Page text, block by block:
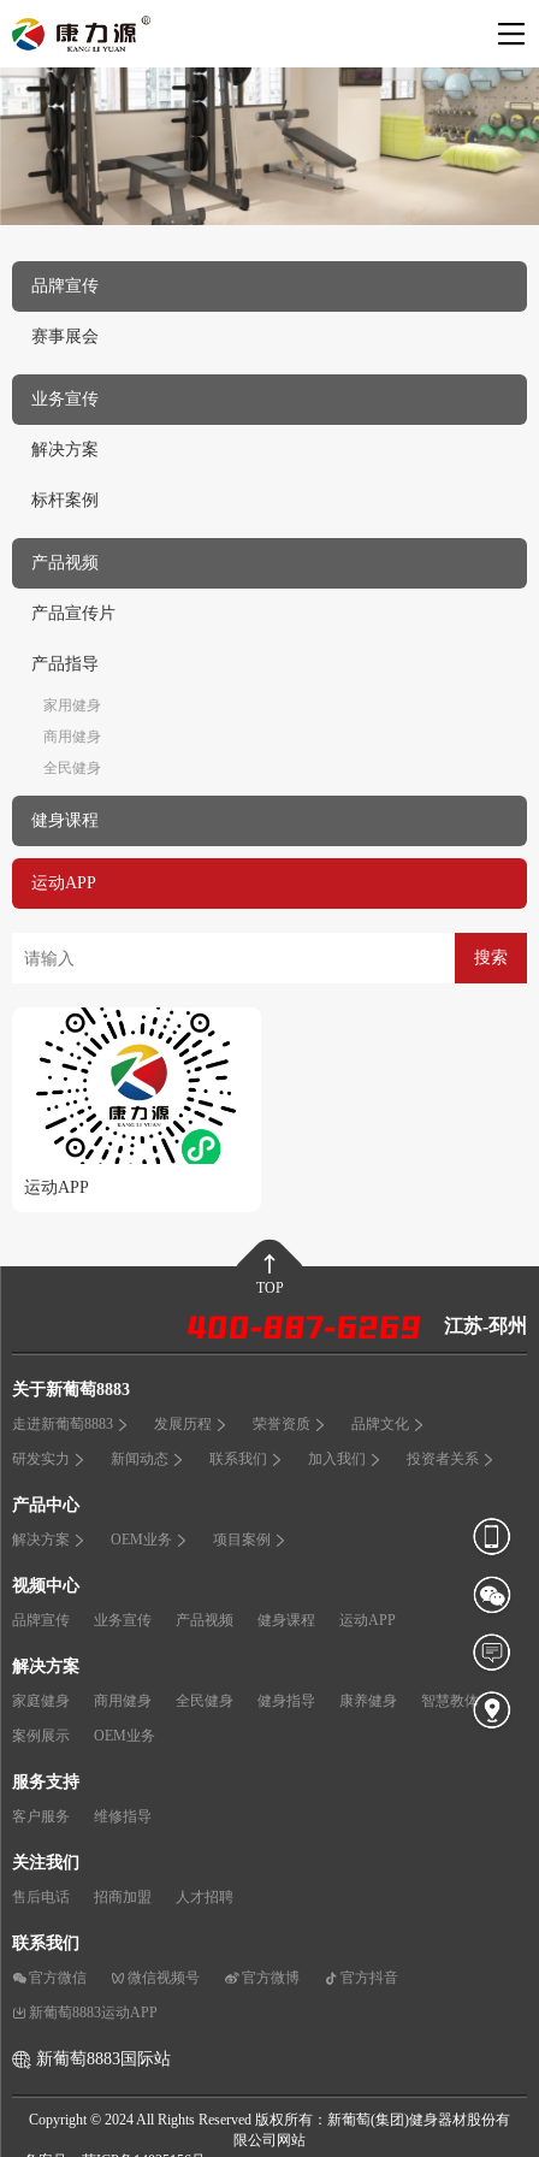
品牌宣传
赛事展会
业务宣传
解决方案
标杆案例
产品视频
产品宣传片
产品指导
家用健身
商用健身
全民健身
健身课程
运动APP
搜索
运动APP
TOP
江苏-邳州
关于新葡萄8883
走进新葡萄8883 发展历程 荣誉资质 品牌文化
研发实力 新闻动态 联系我们 加入我们 投资者关系
产品中心
解决方案 OEM业务 项目案例
视频中心
品牌宣传 业务宣传 产品视频 健身课程 运动APP
解决方案
家庭健身 商用健身 全民健身 健身指导 康养健身 智慧教体
案例展示 OEM业务
服务支持
客户服务 维修指导
关注我们
售后电话 招商加盟 人才招聘
联系我们
官方微信 微信视频号 官方微博 官方抖音
新葡萄8883运动APP
新葡萄8883国际站
Copyright © 2024 All Rights Reserved 版权所有：新葡萄(集团)健身器材股份有
限公司网站